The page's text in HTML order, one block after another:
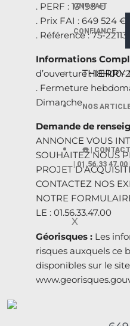
ONT FAIT
CONFIANCE
THIERRY
NOS
☎️ |
| 01.56.33 47.00 |
X
. PERF : 13 198 €
. Prix FAI : 649 524 €
. Référence : 75-221132
Informations
d’ouverture : 18H00-
. Fermeture
Dimanche
Demande de
ANNONCE VOUS
SOUHAITEZ NOUS
PROJET
CONTACTEZ NOS
NOTRE
LE : 01.56.33.47.00
Géorisques : Les
risques auxquels ce
disponibles sur le